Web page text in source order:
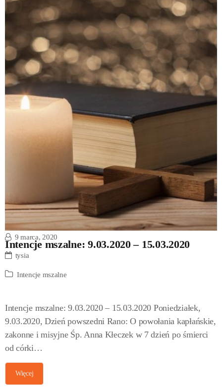
Intencje mszalne: 9.03.2020 – 15.03.2020
9 marca, 2020
tysia
Intencje mszalne
Intencje mszalne: 9.03.2020 – 15.03.2020 Poniedziałek,
9.03.2020, Dzień powszedni Rano: O powołania kapłańskie,
zakonne i misyjne Śp. Anna Kłeczek w 7 dzień po śmierci
od córki…
Więcej